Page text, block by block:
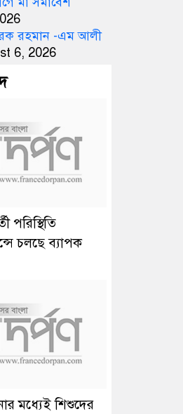
রহমান -এম আলী
6, 2026
পরিস্থিতি
চলছে ব্যাপক
মধ্যেই শিশুদের